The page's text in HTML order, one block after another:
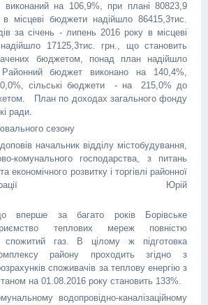
на 106,9%, при плані 80823,9
місцеві бюджети надійшло 86415,3тис.
за січень - липень 2016 року в місцеві
17125,3тис. грн., що становить
бюджетом, понад план надійшло
бюджет виконано на 140,4%,
сільські бюджети - на 215,0% до
План по доходах загального фонду
ради.
сезону
начальник відділу містобудування,
комунального господарства, з питань
економічного розвитку і торгівлі районної
адміністрації Юрій
вперше за багато років Борівське
теплових мереж повністю
спожитий газ. В цілому ж підготовка
району проходить згідно з
споживачів за теплову енергію з
на 01.08.2016 року становить 133%.
водопровідно-каналізаційному